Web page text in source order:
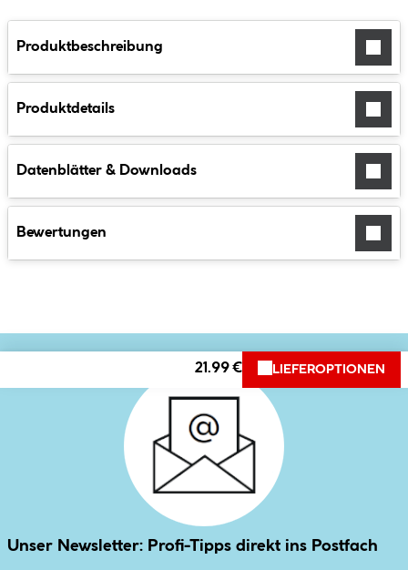
Produktbeschreibung
Produktdetails
Datenblätter & Downloads
Bewertungen
21.99 € LIEFEROPTIONEN
Unser Newsletter: Profi-Tipps direkt ins Postfach